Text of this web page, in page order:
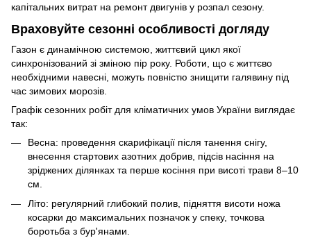
капітальних витрат на ремонт двигунів у розпал сезону.
Враховуйте сезонні особливості догляду
Газон є динамічною системою, життєвий цикл якої
синхронізований зі зміною пір року. Роботи, що є життєво
необхідними навесні, можуть повністю знищити галявину під
час зимових морозів.
Графік сезонних робіт для кліматичних умов України виглядає
так:
Весна: проведення скарифікації після танення снігу,
внесення стартових азотних добрив, підсів насіння на
зріджених ділянках та перше косіння при висоті трави 8–10
см.
Літо: регулярний глибокий полив, підняття висоти ножа
косарки до максимальних позначок у спеку, точкова
боротьба з бур'янами.